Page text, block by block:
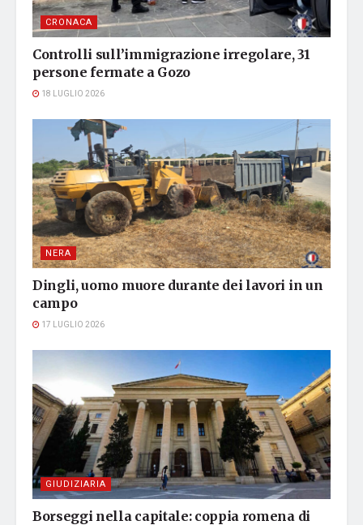
CRONACA
Controlli sull’immigrazione irregolare, 31
persone fermate a Gozo
18 LUGLIO 2026
NERA
Dingli, uomo muore durante dei lavori in un
campo
17 LUGLIO 2026
GIUDIZIARIA
Borseggi nella capitale: coppia romena di